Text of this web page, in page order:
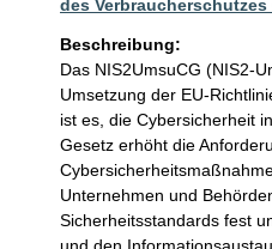
des
Beschreibung:
Das NIS2UmsuCG (NIS2-
Umsetzung der EU-
ist es, die Cybersicherheit
Gesetz erhöht die
Unternehmen und
Sicherheitsstandards fest